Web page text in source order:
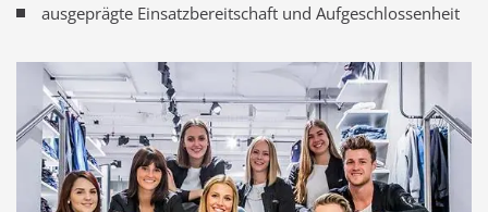
ausgeprägte Einsatzbereitschaft und Aufgeschlossenheit